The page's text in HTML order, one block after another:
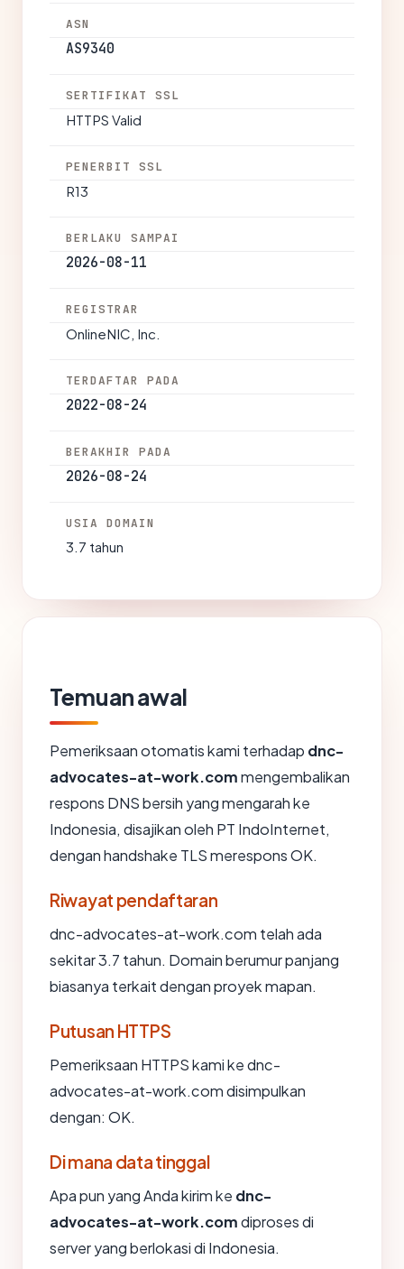
ASN
AS9340
SERTIFIKAT SSL
HTTPS Valid
PENERBIT SSL
R13
BERLAKU SAMPAI
2026-08-11
REGISTRAR
OnlineNIC, Inc.
TERDAFTAR PADA
2022-08-24
BERAKHIR PADA
2026-08-24
USIA DOMAIN
3.7 tahun
Temuan awal
Pemeriksaan otomatis kami terhadap dnc-
advocates-at-work.commengembalikan
respons DNS bersih yang mengarah ke
Indonesia, disajikan oleh PT IndoInternet,
dengan handshake TLS merespons OK.
Riwayat pendaftaran
dnc-advocates-at-work.com telah ada
sekitar 3.7 tahun. Domain berumur panjang
biasanya terkait dengan proyek mapan.
Putusan HTTPS
Pemeriksaan HTTPS kami ke dnc-
advocates-at-work.com disimpulkan
dengan: OK.
Di mana data tinggal
Apa pun yang Anda kirim ke dnc-
advocates-at-work.comdiproses di
server yang berlokasi di Indonesia.